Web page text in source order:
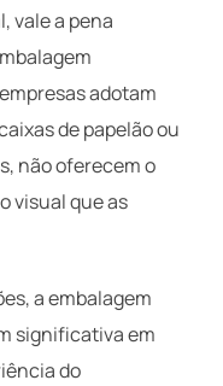
vale a pena
adotam
de papelão ou
não oferecem o
visual que as
a embalagem
significativa em
do